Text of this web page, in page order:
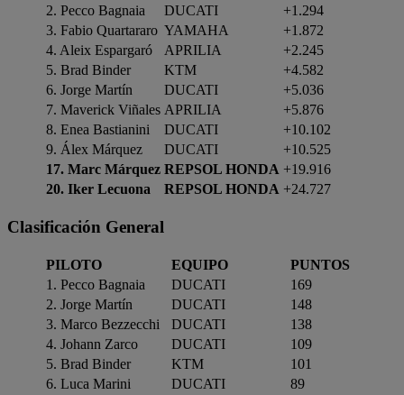
2. Pecco Bagnaia
DUCATI
+1.294
3. Fabio Quartararo YAMAHA
+1.872
4. Aleix Espargaró
APRILIA
+2.245
5. Brad Binder
KTM
+4.582
6. Jorge Martín
DUCATI
+5.036
7. Maverick Viñales APRILIA
+5.876
8. Enea Bastianini
DUCATI
+10.102
9. Álex Márquez
DUCATI
+10.525
17. Marc Márquez REPSOL HONDA +19.916
20. Iker Lecuona
REPSOL HONDA +24.727
Clasificación General
PILOTO EQUIPO
PUNTOS
1. Pecco Bagnaia
DUCATI
169
2. Jorge Martín
DUCATI
148
3. Marco Bezzecchi
DUCATI
138
4. Johann Zarco
DUCATI
109
5. Brad Binder
KTM
101
6. Luca Marini
DUCATI 89